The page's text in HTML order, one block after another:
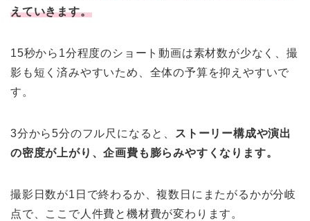
えていきます。
15秒から1分程度のショート動画は素材数が少なく、撮
影も短く済みやすいため、全体の予算を抑えやすいで
す。
3分から5分のフル尺になると、 ストーリー構成や演出
の密度が上がり、企画費も膨らみやすくなります。
撮影日数が1日で終わるか、複数日にまたがるかが分岐
点で、ここで人件費と機材費が変わります。